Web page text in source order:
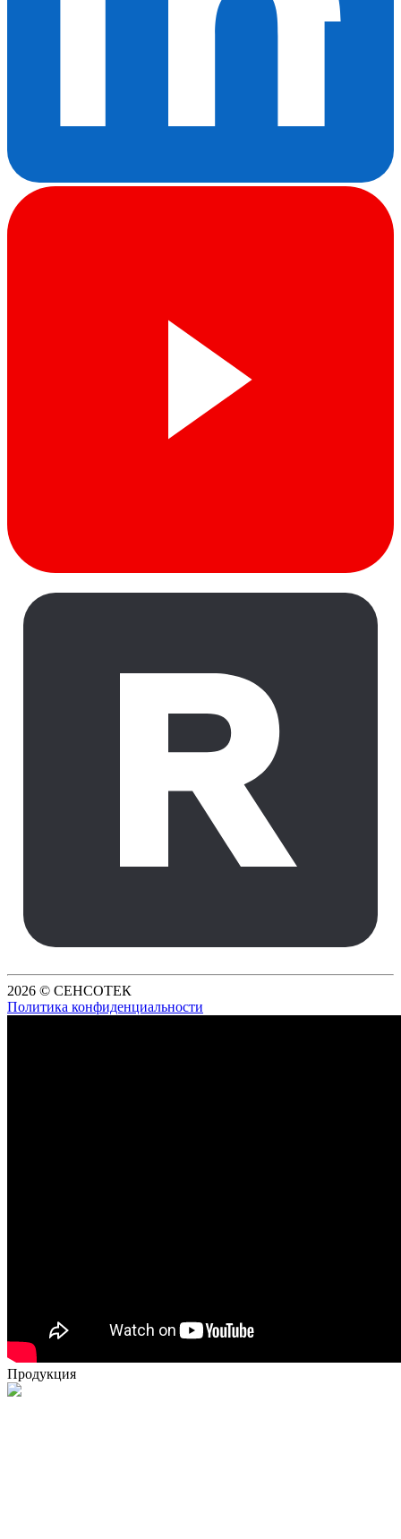
2026 © СЕНСОТЕК
Политика конфиденциальности
Продукция